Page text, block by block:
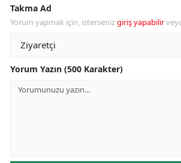
Takma Ad
Yorum yapmak için, istersenizgiriş yapabilir
Yorum Yazın (500 Karakter)